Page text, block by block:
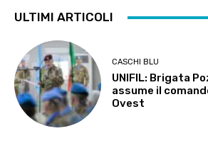
ULTIMI ARTICOLI
CASCHI BLU
UNIFIL: Brigata
assume il
Ovest